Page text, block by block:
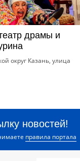
драмы и
округ Казань, улица
новостей!
правила портала